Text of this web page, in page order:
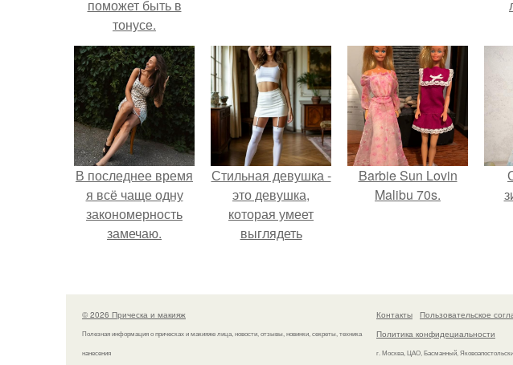
поможет быть в
тонусе.
В последнее время
я всё чаще одну
закономерность
замечаю.
Стильная девушка -
это девушка,
которая умеет
выглядеть
ситуации.
Barbie Sun Lovin
Malibu 70s.
© 2026 Прическа и макияж
Полезная информация о прическах и макияже лица, новости, отзывы, новинки, секреты, техника
нанесения
Контакты
Пользовательское
Политика конфидециальности
г. Москва, ЦАО, Басманный,